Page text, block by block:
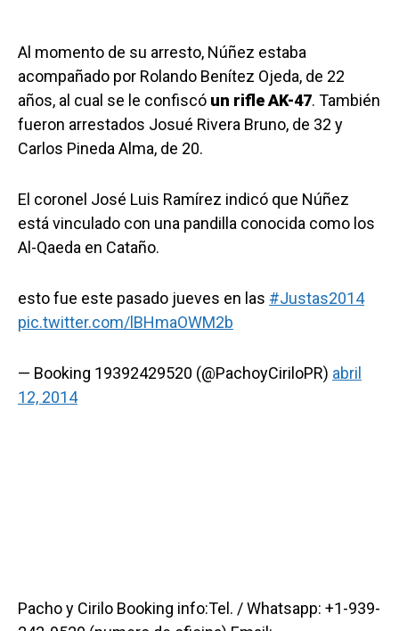
Al momento de su arresto, Núñez estaba
acompañado por Rolando Benítez Ojeda, de 22
años, al cual se le confiscó un rifle AK-47. También
fueron arrestados Josué Rivera Bruno, de 32 y
Carlos Pineda Alma, de 20.
El coronel José Luis Ramírez indicó que Núñez
está vinculado con una pandilla conocida como los
Al-Qaeda en Cataño.
esto fue este pasado jueves en las #Justas2014
pic.twitter.com/lBHmaOWM2b
— Booking 19392429520 (@PachoyCiriloPR) abril
12, 2014
Pacho y Cirilo Booking info:Tel. / Whatsapp: +1-939-